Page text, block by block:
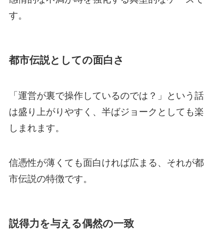
す。
都市伝説としての面白さ
「運営が裏で操作しているのでは？」という話
は盛り上がりやすく、半ばジョークとしても楽
しまれます。
信憑性が薄くても面白ければ広まる、それが都
市伝説の特徴です。
説得力を与える偶然の一致